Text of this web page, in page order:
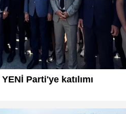
Parti'ye katılımı